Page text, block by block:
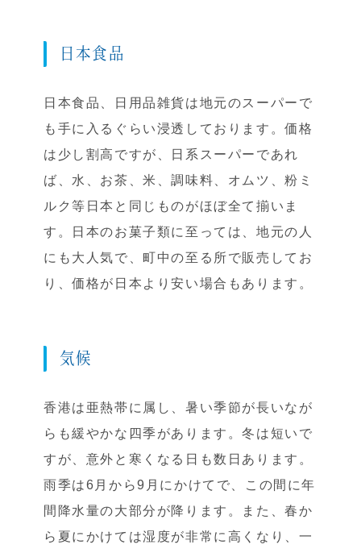
日本食品
日本食品、日用品雑貨は地元のスーパーで
も手に入るぐらい浸透しております。価格
は少し割高ですが、日系スーパーであれ
ば、水、お茶、米、調味料、オムツ、粉ミ
ルク等日本と同じものがほぼ全て揃いま
す。日本のお菓子類に至っては、地元の人
にも大人気で、町中の至る所で販売してお
り、価格が日本より安い場合もあります。
気候
香港は亜熱帯に属し、暑い季節が長いなが
らも緩やかな四季があります。冬は短いで
すが、意外と寒くなる日も数日あります。
雨季は6月から9月にかけてで、この間に年
間降水量の大部分が降ります。また、春か
ら夏にかけては湿度が非常に高くなり、一